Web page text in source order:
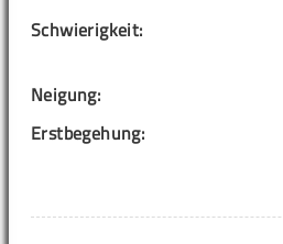
Schwierigkeit:
Neigung:
Erstbegehung: